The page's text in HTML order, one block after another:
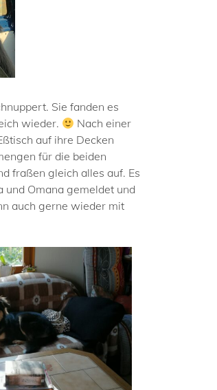
Sie fanden es
wieder.
Nach einer
auf ihre Decken
für die beiden
fraßen gleich alles auf. Es
und Omana gemeldet und
auch gerne wieder mit